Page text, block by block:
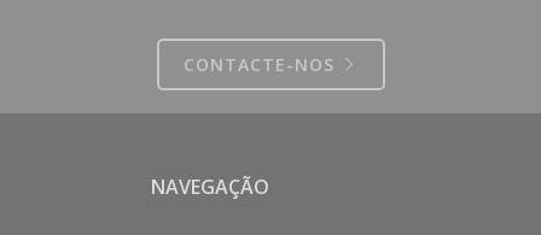
CONTACTE-NOS
NAVEGAÇÃO